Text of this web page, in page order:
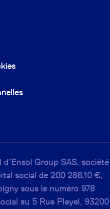
Group SAS, société
social de 200 286,10 €,
sous le numéro 978
au 5 Rue Pleyel, 93200